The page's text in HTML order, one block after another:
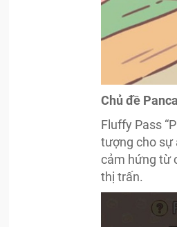
Chủ đề
Fluffy Pass
tượng cho sự
cảm hứng từ
thị trấn.